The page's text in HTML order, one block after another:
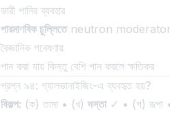
ভারী পানির ব্যবহার
পারমাণবিক চুল্লিতেneutron moderator
বৈজ্ঞানিক গবেষণায়
পান করা যায় কিন্তু বেশি পান করলে ক্ষতিকর
প্রশ্ন ৯৪: গ্যালভানাইজিং-এ ব্যবহৃত হয়?
বিকল্প: (ক) তামা • (খ) দস্তা✓ • (গ) রূপা •